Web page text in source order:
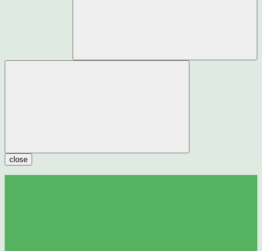
close